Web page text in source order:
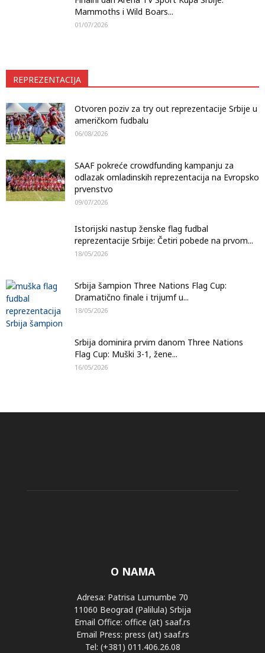
Mammoths i Wild Boars...
01/07/2026
REPREZENTACIJA
Otvoren poziv za try out reprezentacije Srbije u
američkom fudbalu
06/08/2026
SAAF pokreće crowdfunding kampanju za
odlazak omladinskih reprezentacija na Evropsko
prvenstvo
09/07/2026
Istorijski nastup ženske flag fudbal
reprezentacije Srbije: Četiri pobede na prvom...
18/05/2026
Srbija šampion Three Nations Flag Cup:
Dramatično finale i trijumf u...
18/05/2026
Srbija dominira prvim danom Three Nations
Flag Cup: Muški 3-1, žene...
16/05/2026
O NAMA
Adresa: Patrisa Lumumbe 70
11060 Beograd (Palilula) Srbija
Email Office: office (at) saaf.rs
Email Press: press (at) saaf.rs
Tel: (+381) 011.406.26.08